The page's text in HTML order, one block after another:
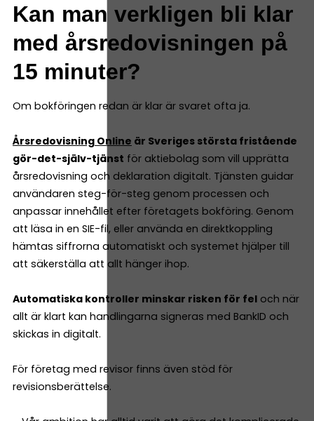
Kan man verkligen bli klar
med årsredovisningen på
15 minuter?
Om bokföringen redan är klar är svaret ofta ja.
Årsredovisning Online är Sveriges största fristående
gör-det-själv-tjänst för aktiebolag som vill upprätta
årsredovisning och deklaration digitalt. Tjänsten guidar
användaren steg-för-steg genom processen och
anpassar innehållet efter företagets bokföring. Genom
att läsa in en SIE-fil, eller använda en direktkoppling
hämtas siffrorna automatiskt och systemet hjälper till
att säkerställa att allt hänger ihop.
Automatiska kontroller minskar risken för fel och när
allt är klart kan handlingarna signeras med BankID och
skickas in digitalt.
För företag med revisor finns även stöd för
revisionsberättelse.